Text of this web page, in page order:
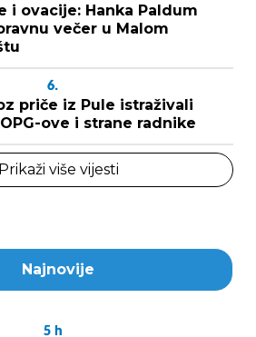
i ovacije: Hanka Paldum
večer u Malom
6.
priče iz Pule istraživali
ove i strane radnike
Prikaži više vijesti
Najnovije
5 h